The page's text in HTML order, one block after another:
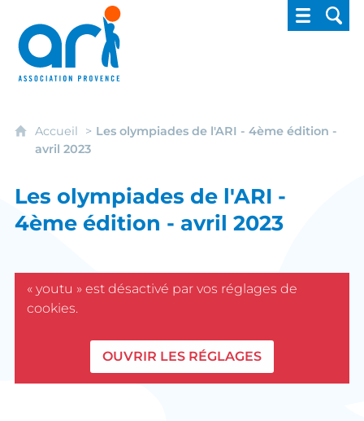
ARI - Association régionale pour
Accueil
Les olympiades de l'ARI - 4ème édition -
avril 2023
Les olympiades de l'ARI -
4ème édition - avril 2023
« youtu » est désactivé par vos réglages de
cookies.
OUVRIR LES RÉGLAGES